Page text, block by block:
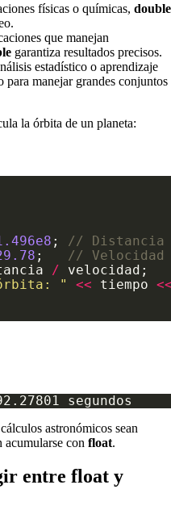
físicas o químicas, double
que manejan
garantiza resultados precisos.
estadístico o aprendizaje
para manejar grandes conjuntos
la órbita de un planeta:
;
;
/
órbita: " << tiempo
astronómicos sean
acumularse con float.
entre float y